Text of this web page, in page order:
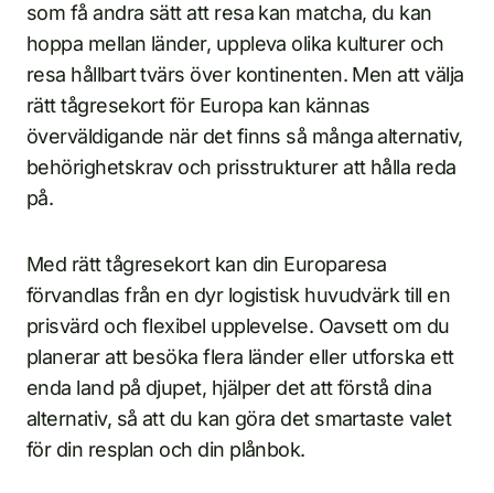
som få andra sätt att resa kan matcha, du kan
hoppa mellan länder, uppleva olika kulturer och
resa hållbart tvärs över kontinenten. Men att välja
rätt tågresekort för Europa kan kännas
överväldigande när det finns så många alternativ,
behörighetskrav och prisstrukturer att hålla reda
på.
Med rätt tågresekort kan din Europaresa
förvandlas från en dyr logistisk huvudvärk till en
prisvärd och flexibel upplevelse. Oavsett om du
planerar att besöka flera länder eller utforska ett
enda land på djupet, hjälper det att förstå dina
alternativ, så att du kan göra det smartaste valet
för din resplan och din plånbok.